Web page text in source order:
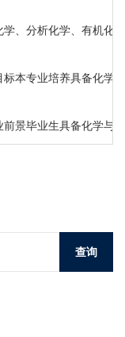
、分析化学、有机化
本专业培养具备化学
景毕业生具备化学与